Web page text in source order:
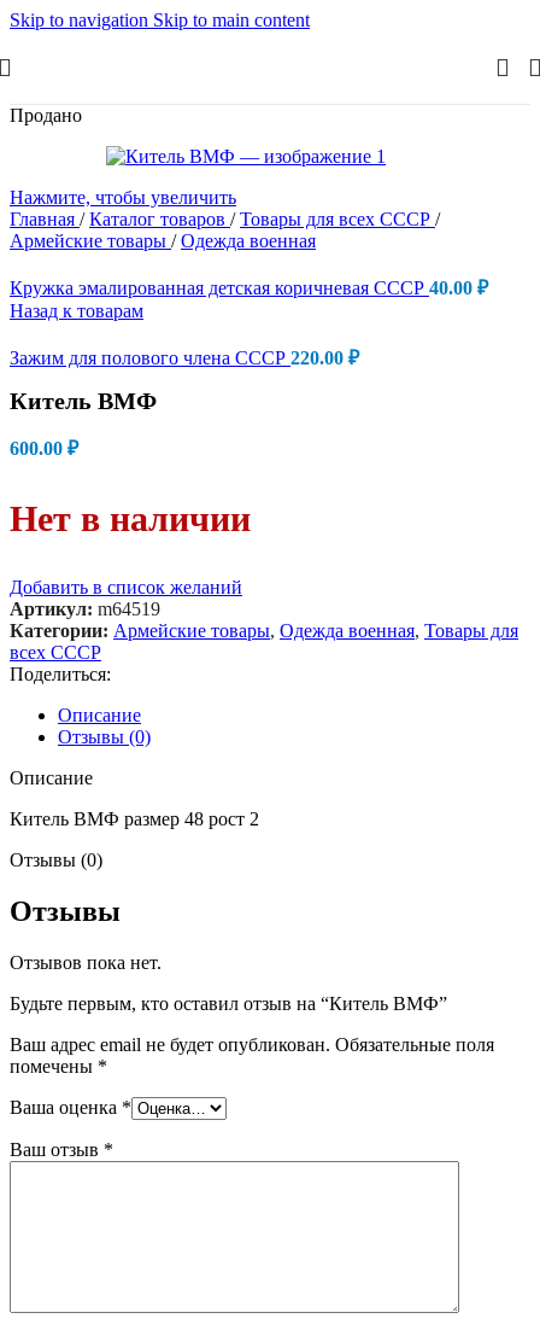
Skip to navigation Skip to main content
Продано
Нажмите, чтобы увеличить
Главная / Каталог товаров / Товары для всех СССР /
Армейские товары / Одежда военная
Кружка эмалированная детская коричневая СССР 40.00 ₽
Назад к товарам
Зажим для полового члена СССР 220.00 ₽
Китель ВМФ
600.00 ₽
Нет в наличии
Добавить в список желаний
Артикул: m64519
Категории: Армейские товары, Одежда военная, Товары для
всех СССР
Поделиться:
Описание
Отзывы (0)
Описание
Китель ВМФ размер 48 рост 2
Отзывы (0)
Отзывы
Отзывов пока нет.
Будьте первым, кто оставил отзыв на “Китель ВМФ”
Ваш адрес email не будет опубликован. Обязательные поля
помечены *
Ваша оценка *
Ваш отзыв *